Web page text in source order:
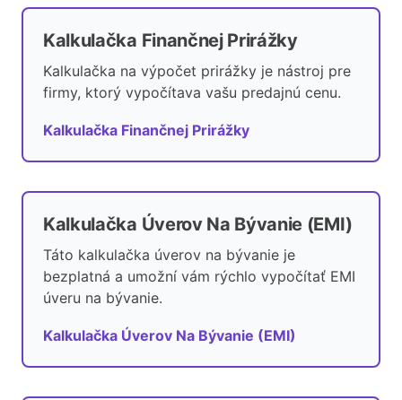
Kalkulačka Finančnej Prirážky
Kalkulačka na výpočet prirážky je nástroj pre
firmy, ktorý vypočítava vašu predajnú cenu.
Kalkulačka Finančnej Prirážky
Kalkulačka Úverov Na Bývanie (EMI)
Táto kalkulačka úverov na bývanie je
bezplatná a umožní vám rýchlo vypočítať EMI
úveru na bývanie.
Kalkulačka Úverov Na Bývanie (EMI)